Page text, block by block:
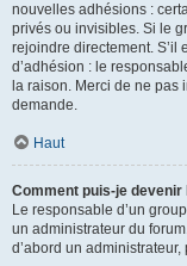
nouvelles adhésions :
privés ou invisibles. Si le
rejoindre directement. S’il
d’adhésion : le
la raison. Merci de ne pas
demande.
Haut
Comment puis-je devenir
Le responsable d’un
un administrateur du
d’abord un